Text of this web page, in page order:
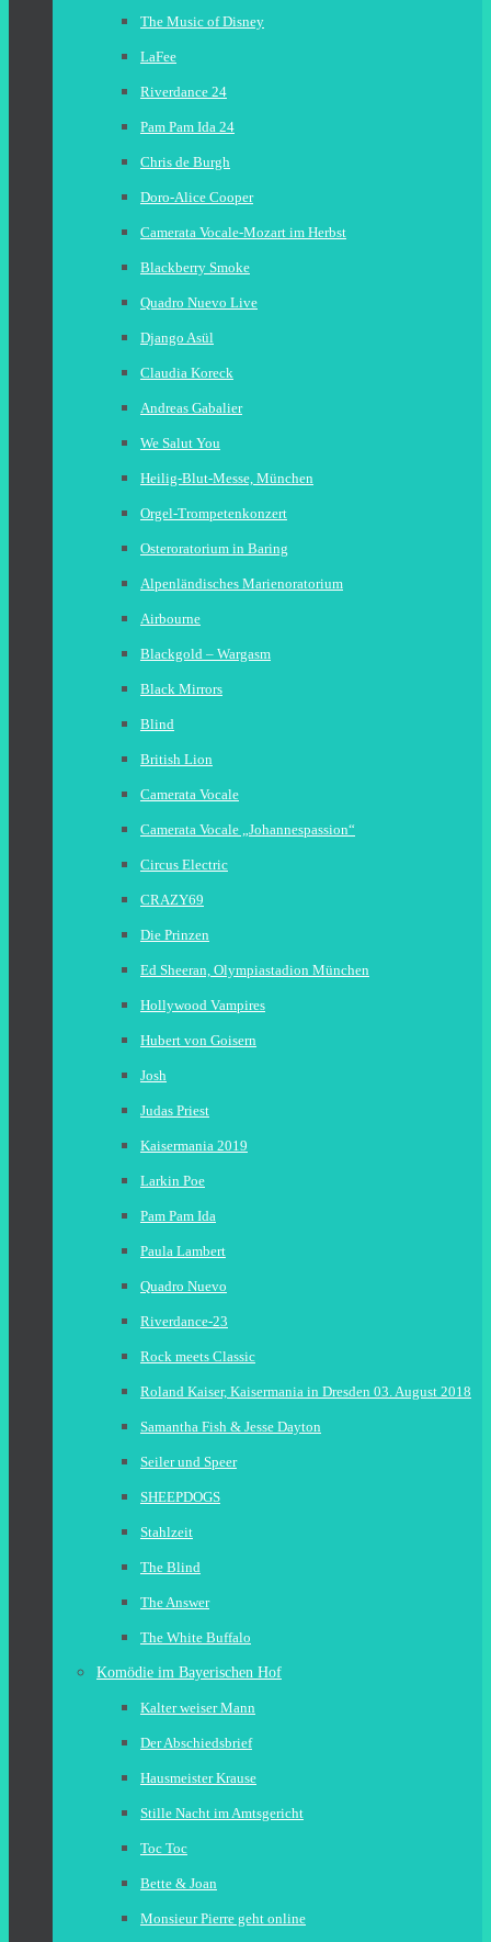
The Music of Disney
LaFee
Riverdance 24
Pam Pam Ida 24
Chris de Burgh
Doro-Alice Cooper
Camerata Vocale-Mozart im Herbst
Blackberry Smoke
Quadro Nuevo Live
Django Asül
Claudia Koreck
Andreas Gabalier
We Salut You
Heilig-Blut-Messe, München
Orgel-Trompetenkonzert
Osteroratorium in Baring
Alpenländisches Marienoratorium
Airbourne
Blackgold – Wargasm
Black Mirrors
Blind
British Lion
Camerata Vocale
Camerata Vocale „Johannespassion“
Circus Electric
CRAZY69
Die Prinzen
Ed Sheeran, Olympiastadion München
Hollywood Vampires
Hubert von Goisern
Josh
Judas Priest
Kaisermania 2019
Larkin Poe
Pam Pam Ida
Paula Lambert
Quadro Nuevo
Riverdance-23
Rock meets Classic
Roland Kaiser, Kaisermania in Dresden 03. August 2018
Samantha Fish & Jesse Dayton
Seiler und Speer
SHEEPDOGS
Stahlzeit
The Blind
The Answer
The White Buffalo
Komödie im Bayerischen Hof
Kalter weiser Mann
Der Abschiedsbrief
Hausmeister Krause
Stille Nacht im Amtsgericht
Toc Toc
Bette & Joan
Monsieur Pierre geht online